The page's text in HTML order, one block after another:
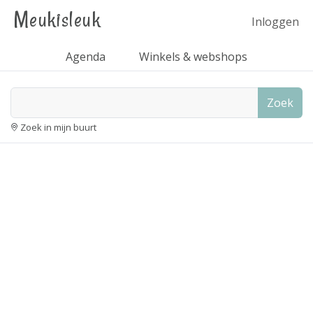
Meukisleuk Inloggen
Agenda Winkels & webshops
Zoek
Zoek in mijn buurt